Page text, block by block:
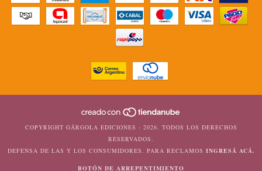
COPYRIGHT GÁRGOLA EDICIONES - 2026. TODOS LOS DERECHOS
RESERVADOS.
DEFENSA DE LAS Y LOS CONSUMIDORES. PARA RECLAMOS INGRESÁ ACÁ.
BOTÓN DE ARREPENTIMIENTO